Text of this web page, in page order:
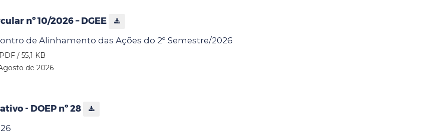
nº 10/2026 – DGEE
de Alinhamento das Ações do 2º Semestre/2026
PDF / 55,1 KB
de 2026
- DOEP nº 28